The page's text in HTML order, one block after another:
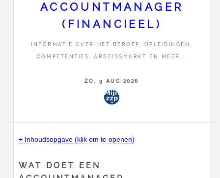
Boekhouding
Boekhoudkundige
Administratief
ACCOUNTMANAGER
(FINANCIEEL)
INFORMATIE OVER HET BEROEP, OPLEIDINGEN,
COMPETENTIES, ARBEIDSMARKT EN MEER...
ZO, 9 AUG 2026
+ Inhoudsopgave (klik om te openen)
WAT DOET EEN